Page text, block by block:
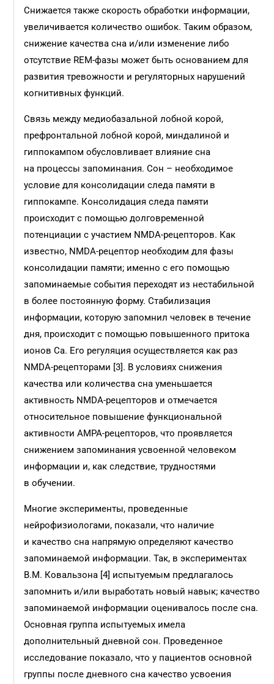
Снижается также скорость обработки информации,
увеличивается количество ошибок. Таким образом,
снижение качества сна и/или изменение либо
отсутствие REM-фазы может быть основанием для
развития тревожности и регуляторных нарушений
когнитивных функций.
Связь между медиобазальной лобной корой,
префронтальной лобной корой, миндалиной и
гиппокампом обусловливает влияние сна
на процессы запоминания. Сон – необходимое
условие для консолидации следа памяти в
гиппокампе. Консолидация следа памяти
происходит с помощью долговременной
потенциации с участием NMDA-рецепторов. Как
известно, NMDA-рецептор необходим для фазы
консолидации памяти; именно с его помощью
запоминаемые события переходят из нестабильной
в более постоянную форму. Стабилизация
информации, которую запомнил человек в течение
дня, происходит с помощью повышенного притока
ионов Ca. Его регуляция осуществляется как раз
NMDA-рецепторами [3]. В условиях снижения
качества или количества сна уменьшается
активность NMDA-рецепторов и отмечается
относительное повышение функциональной
активности AMPA-рецепторов, что проявляется
снижением запоминания усвоенной человеком
информации и, как следствие, трудностями
в обучении.
Многие эксперименты, проведенные
нейрофизиологами, показали, что наличие
и качество сна напрямую определяют качество
запоминаемой информации. Так, в экспериментах
В.М. Ковальзона [4] испытуемым предлагалось
запомнить и/или выработать новый навык; качество
запоминаемой информации оценивалось после сна.
Основная группа испытуемых имела
дополнительный дневной сон. Проведенное
исследование показало, что у пациентов основной
группы после дневного сна качество усвоения